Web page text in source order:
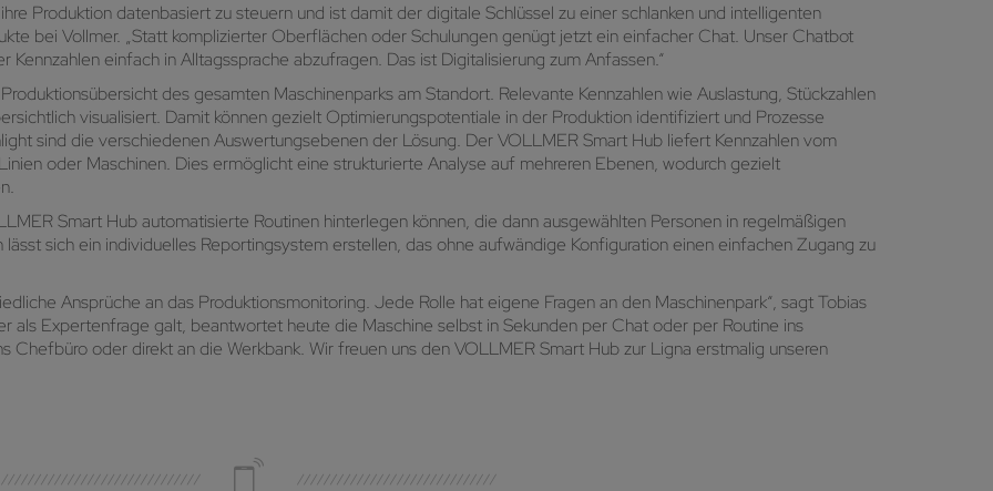
Produktion datenbasiert zu steuern und ist damit der digitale Schlüssel zu einer schlanken und intelligenten
bei Vollmer. „Statt komplizierter Oberflächen oder Schulungen genügt jetzt ein einfacher Chat. Unser Chatbot
einfach in Alltagssprache abzufragen. Das ist Digitalisierung zum Anfassen.“
des gesamten Maschinenparks am Standort. Relevante Kennzahlen wie Auslastung, Stückzahlen
visualisiert. Damit können gezielt Optimierungspotentiale in der Produktion identifiziert und Prozesse
sind die verschiedenen Auswertungsebenen der Lösung. Der VOLLMER Smart Hub liefert Kennzahlen vom
oder Maschinen. Dies ermöglicht eine strukturierte Analyse auf mehreren Ebenen, wodurch gezielt
Smart Hub automatisierte Routinen hinterlegen können, die dann ausgewählten Personen in regelmäßigen
sich ein individuelles Reportingsystem erstellen, das ohne aufwändige Konfiguration einen einfachen Zugang zu
Ansprüche an das Produktionsmonitoring. Jede Rolle hat eigene Fragen an den Maschinenpark“, sagt Tobias
als Expertenfrage galt, beantwortet heute die Maschine selbst in Sekunden per Chat oder per Routine ins
Chefbüro oder direkt an die Werkbank. Wir freuen uns den VOLLMER Smart Hub zur Ligna erstmalig unseren